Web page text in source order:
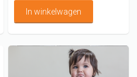
In winkelwagen